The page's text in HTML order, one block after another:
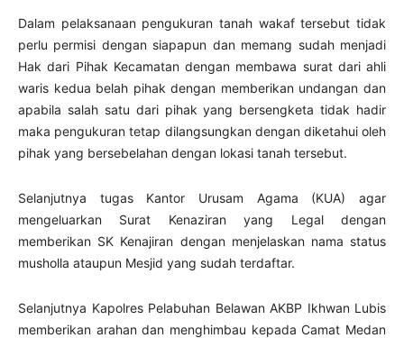
Dalam pelaksanaan pengukuran tanah wakaf tersebut tidak
perlu permisi dengan siapapun dan memang sudah menjadi
Hak dari Pihak Kecamatan dengan membawa surat dari ahli
waris kedua belah pihak dengan memberikan undangan dan
apabila salah satu dari pihak yang bersengketa tidak hadir
maka pengukuran tetap dilangsungkan dengan diketahui oleh
pihak yang bersebelahan dengan lokasi tanah tersebut.
Selanjutnya tugas Kantor Urusam Agama (KUA) agar
mengeluarkan Surat Kenaziran yang Legal dengan
memberikan SK Kenajiran dengan menjelaskan nama status
musholla ataupun Mesjid yang sudah terdaftar.
Selanjutnya Kapolres Pelabuhan Belawan AKBP Ikhwan Lubis
memberikan arahan dan menghimbau kepada Camat Medan